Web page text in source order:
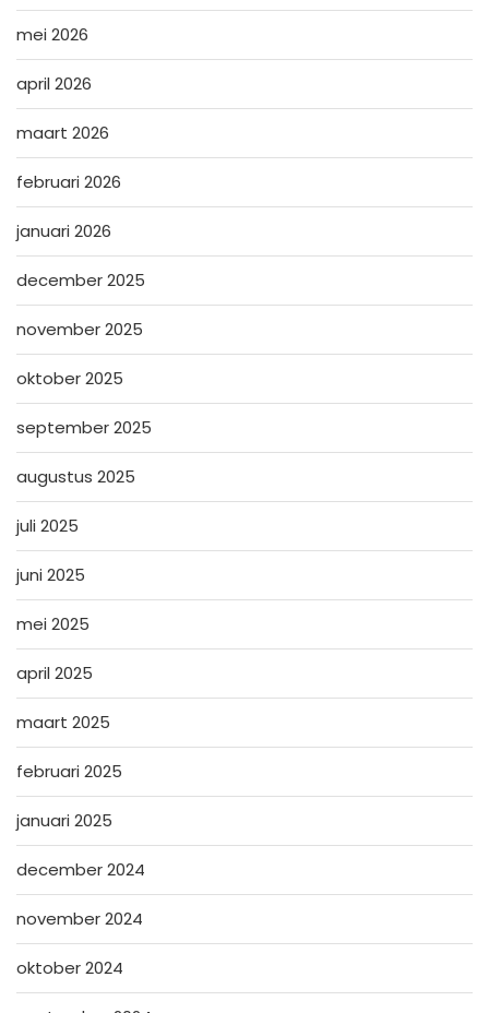
mei 2026
april 2026
maart 2026
februari 2026
januari 2026
december 2025
november 2025
oktober 2025
september 2025
augustus 2025
juli 2025
juni 2025
mei 2025
april 2025
maart 2025
februari 2025
januari 2025
december 2024
november 2024
oktober 2024